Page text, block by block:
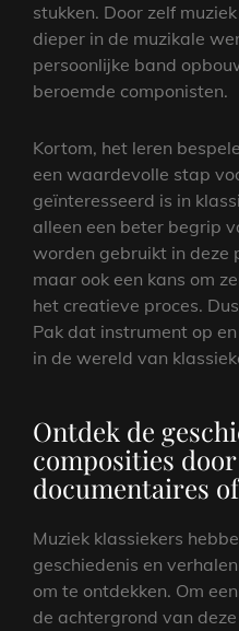
stukken. Door zelf
dieper in de muzikale
persoonlijke band
beroemde componisten.
Kortom, het leren
een waardevolle stap
geïnteresseerd is in
alleen een beter begrip
worden gebruikt in deze
maar ook een kans om
het creatieve proces.
Pak dat instrument op
in de wereld van
Ontdek de
composities
documentaires
Muziek klassiekers
geschiedenis en
om te ontdekken. Om
de achtergrond van